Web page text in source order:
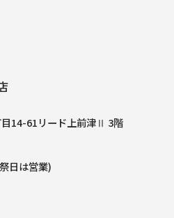
14-61リード上前津Ⅱ 3階
日は営業)